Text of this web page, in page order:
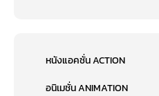
หนังแอคชั่น ACTION
อนิเมชั่น ANIMATION